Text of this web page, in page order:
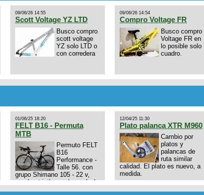
09/06/26 14:55
Scott Voltage YZ LTD
Busco compro
scott voltage
YZ solo LTD o
con corredera
09/06/26 14:54
Compro Voltage FR
Busco compro
Voltage FR en
lo posible solo
cuadro.
01/06/25 18:20
FELT B16 - Permuta
MTB
Permuto FELT
B16
Performance -
Talle 56. con
grupo Shimano 105 - 22 v,
cuadro: triatlon carbono dual
12/04/25 11:30
Plato palanca XTR M960
Cambio por
platos y
palancas de
ruta similar
calidad. El plato es nuevo, a
medida.